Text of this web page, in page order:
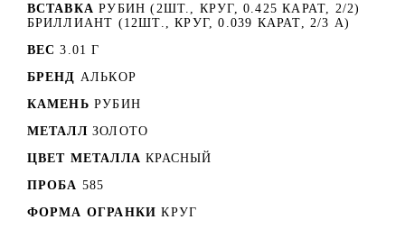
ВСТАВКА РУБИН (2ШТ., КРУГ, 0.425 КАРАТ, 2/2)
БРИЛЛИАНТ (12ШТ., КРУГ, 0.039 КАРАТ, 2/3 А)
ВЕС 3.01 Г
БРЕНД АЛЬКОР
КАМЕНЬ РУБИН
МЕТАЛЛ ЗОЛОТО
ЦВЕТ МЕТАЛЛА КРАСНЫЙ
ПРОБА 585
ФОРМА ОГРАНКИ КРУГ